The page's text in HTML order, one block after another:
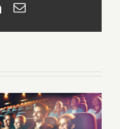
LinkedIn
Email